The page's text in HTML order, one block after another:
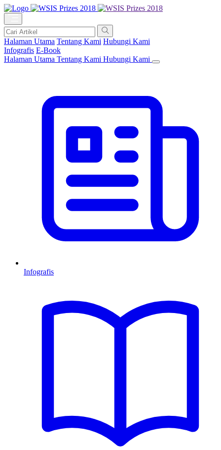
Halaman Utama Tentang Kami Hubungi Kami
Infografis E-Book
Halaman Utama Tentang Kami Hubungi Kami
Infografis